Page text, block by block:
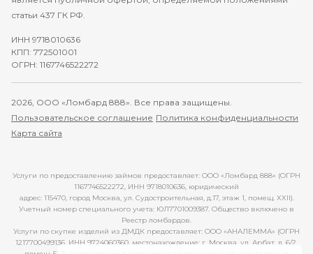
статьи 437 ГК РФ.
ИНН 9718010636
КПП: 772501001
ОГРН: 1167746522272
2026, ООО «Ломбард 888». Все права защищены.
Пользовательское соглашение Политика конфиденциальности
Карта сайта
Услуги по предоставлению займов предоставляет: ООО «Ломбард 888» (ОГРН
1167746522272, ИНН 9718010636, юридический
адрес: 115470, город Москва, ул. Судостроительная, д.17, этаж 1, помещ. XXII).
Учетный номер специального учета: ЮЛ7701009387. Общество включено в
Реестр ломбардов.
Услуги по скупке изделий из ДМДК предоставляет: ООО «АНАЛЕММА» (ОГРН
1217700499136, ИНН 9724060360, местонахождение: г. Москва, ул. Арбат, д. 6/2,